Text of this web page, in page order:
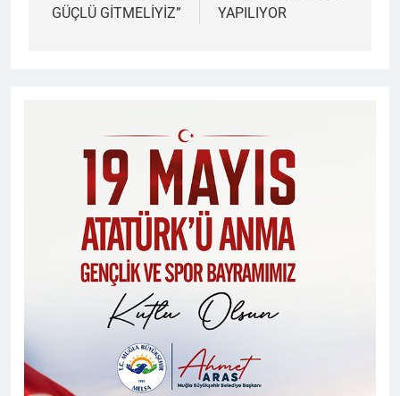
GÜÇLÜ GİTMELİYİZ”
YAPILIYOR